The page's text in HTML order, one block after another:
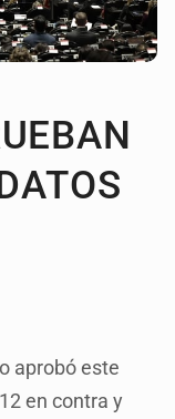
aprobó este
en contra y